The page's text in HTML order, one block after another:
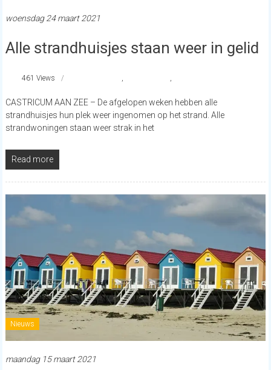
woensdag 24 maart 2021
Alle strandhuisjes staan weer in gelid
461 Views , ,
CASTRICUM AAN ZEE – De afgelopen weken hebben alle
strandhuisjes hun plek weer ingenomen op het strand. Alle
strandwoningen staan weer strak in het
Read more
Nieuws
maandag 15 maart 2021